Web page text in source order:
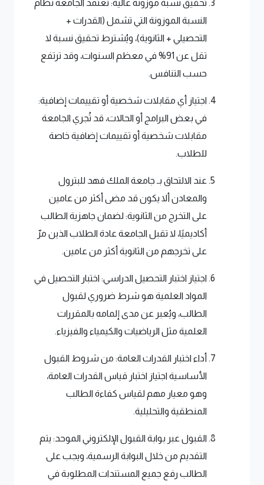
تحقيق نسبة موزونة عالية: تعتمد الجامعة نظام
النسبة الموزونة التي تشمل (القدرات +
التحصيلي + الثانوية)، ويُشترط تحقيق نسبة لا
تقل عن 91% في معظم السنوات، وقد ترتفع
حسب التنافس.
اجتياز أي مقابلات شخصية أو تقييمات إضافية:
في بعض البرامج أو الحالات، قد تُجري الجامعة
مقابلات شخصية أو تقييمات إضافية خاصة
للطلاب.
عند الالتحاق بـ جامعة الملك فهد للبترول
والمعادن ألا يكون قد مضى أكثر من عامين
على التخرج من الثانوية: لضمان جاهزية الطالب
أكاديميًا، لا تقبل الجامعة عادة الطلاب الذين مرّ
على تخرجهم من الثانوية أكثر من عامين.
اجتياز اختبار التحصيل الدراسي: اختبار التحصيل في
المواد العلمية هو شرط ضروري لقبول
الطالب، ويُعبر عن مدى إلمامه بالمقررات
العلمية مثل الرياضيات والكيمياء والفيزياء.
أداء اختبار القدرات العامة: من شروط القبول
الأساسية اجتياز اختبار قياس القدرات العامة،
وهو معيار مهم لقياس كفاءة الطالب
المنطقية والتحليلية.
القبول عبر بوابة القبول الإلكتروني الموحد: يتم
التقديم من خلال البوابة الرسمية، ويجب على
الطالب رفع جميع المستندات المطلوبة في